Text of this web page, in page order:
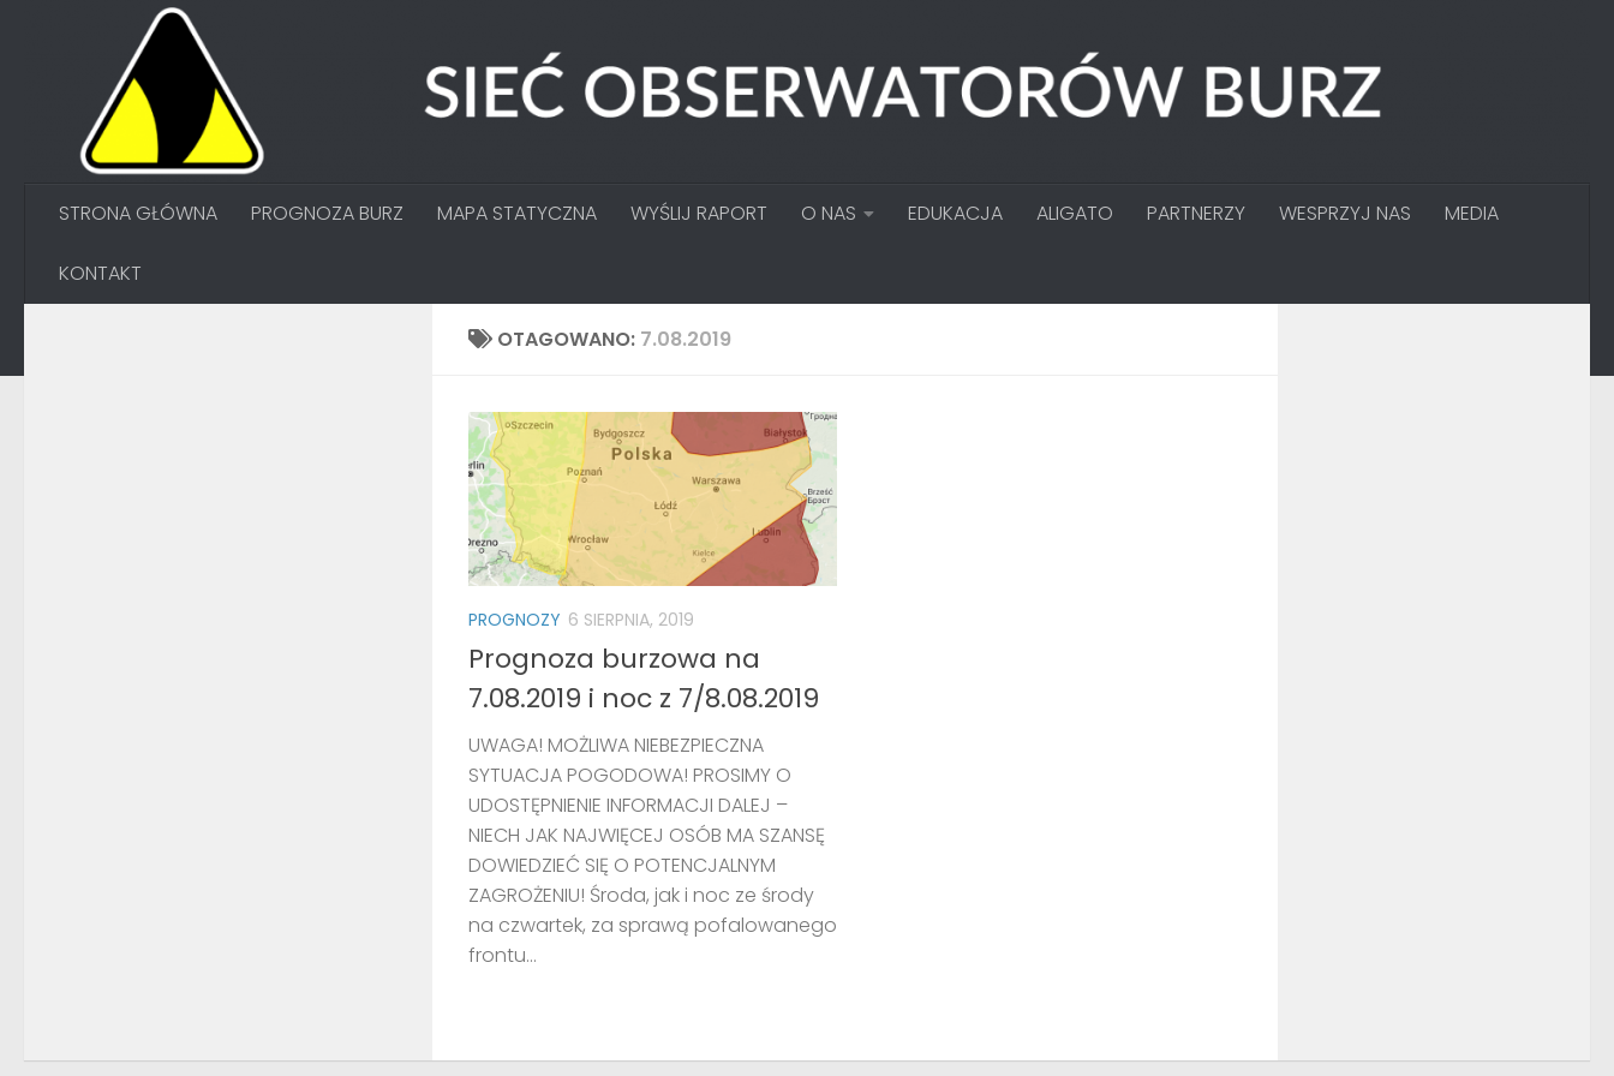
Przejdź do treści
STRONA GŁÓWNA PROGNOZA BURZ MAPA STATYCZNA WYŚLIJ RAPORT O NAS EDUKACJA ALIGATO PARTNERZY WESPRZYJ NAS MEDIA
KONTAKT
OTAGOWANO: 7.08.2019
PROGNOZY 6 SIERPNIA, 2019
Prognoza burzowa na
7.08.2019 i noc z 7/8.08.2019
UWAGA! MOŻLIWA NIEBEZPIECZNA
SYTUACJA POGODOWA! PROSIMY O
UDOSTĘPNIENIE INFORMACJI DALEJ –
NIECH JAK NAJWIĘCEJ OSÓB MA SZANSĘ
DOWIEDZIEĆ SIĘ O POTENCJALNYM
ZAGROŻENIU! Środa, jak i noc ze środy
na czwartek, za sprawą pofalowanego
frontu...